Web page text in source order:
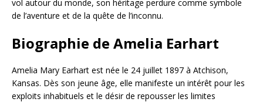
vol autour du monde, son héritage perdure comme symbole
de l’aventure et de la quête de l’inconnu.
Biographie de Amelia Earhart
Amelia Mary Earhart est née le 24 juillet 1897 à Atchison,
Kansas. Dès son jeune âge, elle manifeste un intérêt pour les
exploits inhabituels et le désir de repousser les limites